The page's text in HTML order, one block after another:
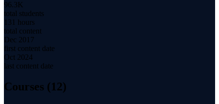
96.3K
total students
131 hours
total content
Dec 2017
first content date
Oct 2024
last content date
Courses (12)